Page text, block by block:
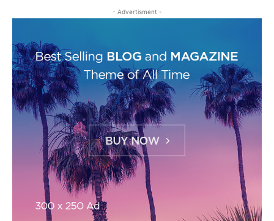
- Advertisment -